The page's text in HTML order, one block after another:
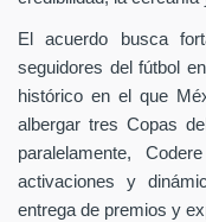
El acuerdo busca
seguidores del fútbol
histórico en el que
albergar tres Copas
paralelamente,
activaciones y
entrega de premios y